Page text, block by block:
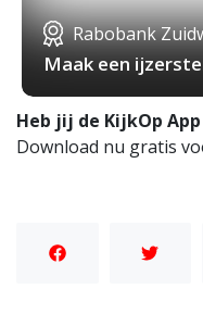
Rabobank
Maak een
Heb jij de KijkOp
Download nu gratis